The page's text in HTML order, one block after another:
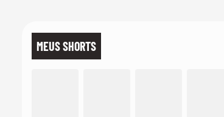
MEUS SHORTS